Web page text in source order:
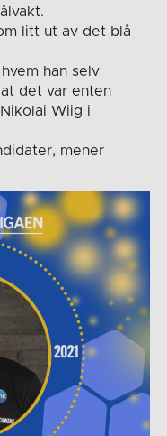
litt ut av det blå
han selv
det var enten
Wiig i
mener